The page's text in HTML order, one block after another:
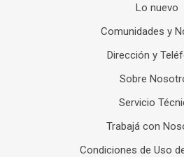
Lo nuevo
Comunidades y
Dirección y
Sobre
Servicio
Trabajá con
Condiciones de Uso